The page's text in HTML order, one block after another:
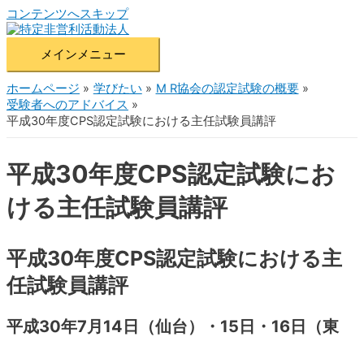
コンテンツへスキップ
メインメニュー
ホームページ 学びたい
M R協会の認定試験の概要
受験者へのアドバイス
平成30年度CPS認定試験における主任試験員講評
平成30年度CPS認定試験にお
ける主任試験員講評
平成30年度CPS認定試験における主
任試験員講評
平成30年7月14日（仙台）・15日・16日（東